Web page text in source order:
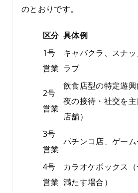
のとおりです。
区分 具体例
1号
営業
キャバクラ、スナ
ラブ
2号
営業
飲食店型の特定遊
夜の接待・社交を
店舗）
3号
営業
パチンコ店、ゲー
4号
営業
カラオケボックス
満たす場合）